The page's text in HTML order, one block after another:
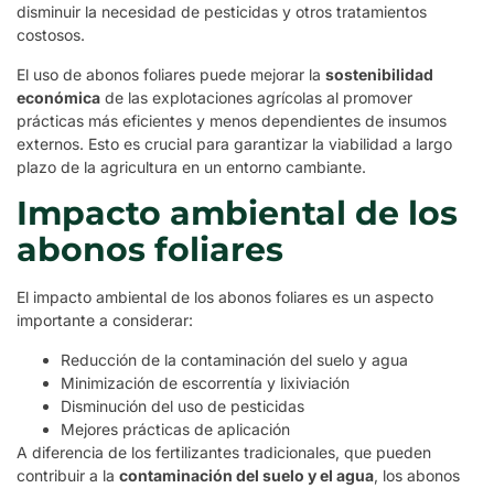
disminuir la necesidad de pesticidas y otros tratamientos
costosos.
El uso de abonos foliares puede mejorar la sostenibilidad
económica de las explotaciones agrícolas al promover
prácticas más eficientes y menos dependientes de insumos
externos. Esto es crucial para garantizar la viabilidad a largo
plazo de la agricultura en un entorno cambiante.
Impacto ambiental de los
abonos foliares
El impacto ambiental de los abonos foliares es un aspecto
importante a considerar:
Reducción de la contaminación del suelo y agua
Minimización de escorrentía y lixiviación
Disminución del uso de pesticidas
Mejores prácticas de aplicación
A diferencia de los fertilizantes tradicionales, que pueden
contribuir a la contaminación del suelo y el agua, los abonos